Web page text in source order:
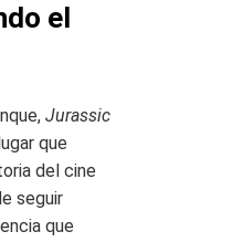
el
Jurassic
que
del cine
seguir
que